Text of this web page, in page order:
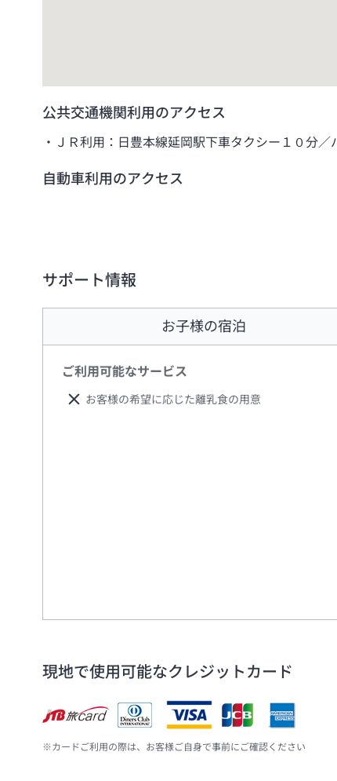
公共交通機関利用のアクセス
ＪＲ利用：日豊本線延岡駅下車タクシー１０分／
自動車利用のアクセス
サポート情報
お子様の宿泊
ご利用可能なサービス
お客様の希望に応じた離乳食の用意
現地で使用可能なクレジットカード
※カードご利用の際は、お客様ご自身で事前にご確認ください